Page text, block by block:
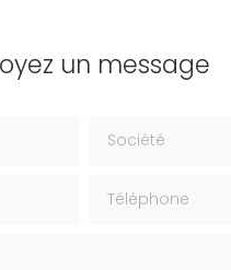
un message